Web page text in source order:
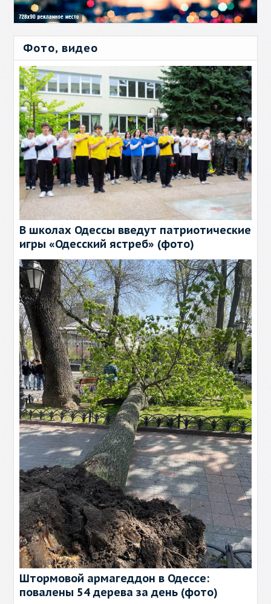
Фото, видео
В школах Одессы введут патриотические
игры «Одесский ястреб» (фото)
Штормовой армагеддон в Одессе:
повалены 54 дерева за день (фото)